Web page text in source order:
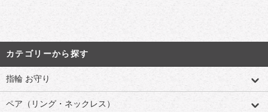
カテゴリーから探す
指輪 お守り
ペア（リング・ネックレス）